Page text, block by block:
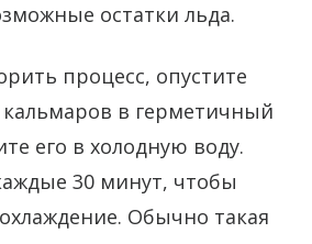
остатки льда.
процесс, опустите
в герметичный
его в холодную воду.
30 минут, чтобы
Обычно такая